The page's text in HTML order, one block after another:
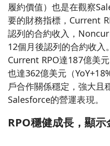
履約價值）也是在觀察
要的財務指標，Current
認列的合約收入，
12個月後認列的合約收入
Current RPO達187億美
也達362億美元（
戶合作關係穩定，強大且
Salesforce的營運表現。
RPO穩健成長，顯